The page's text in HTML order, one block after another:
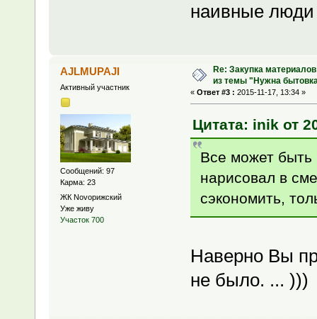
наивные
AJLMUPAJI
Активный участник
Сообщений: 97
Карма: 23
ЖК Novoрижский
Уже живу
Участок 700
Re: Закупка
из темы "Нужна
« Ответ #3 : 2015-11-17, 13:34 »
Цитата: inik от
Все может быть
нарисовал в
сэкономить,
Наверно Вы
не было. ... )))